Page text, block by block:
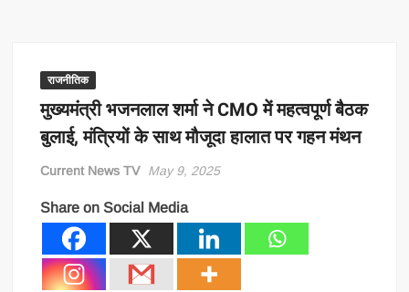
राजनीतिक
मुख्यमंत्री भजनलाल शर्मा ने CMO में महत्वपूर्ण बैठक
बुलाई, मंत्रियों के साथ मौजूदा हालात पर गहन मंथन
Current News TV May 9, 2025
Share on Social Media